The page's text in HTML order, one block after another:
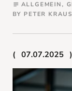
subject ALLGEMEIN,
BY PETER
07.07.2025